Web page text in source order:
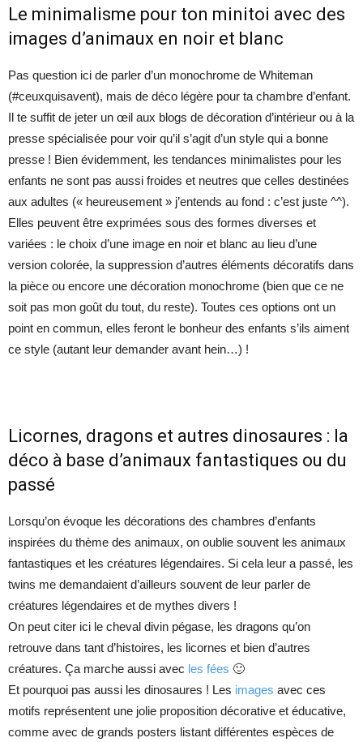
Le minimalisme pour ton minitoi avec des
images d’animaux en noir et blanc
Pas question ici de parler d’un monochrome de Whiteman
(#ceuxquisavent), mais de déco légère pour ta chambre d’enfant.
Il te suffit de jeter un œil aux blogs de décoration d’intérieur ou à la
presse spécialisée pour voir qu’il s’agit d’un style qui a bonne
presse ! Bien évidemment, les tendances minimalistes pour les
enfants ne sont pas aussi froides et neutres que celles destinées
aux adultes (« heureusement » j’entends au fond : c’est juste ^^).
Elles peuvent être exprimées sous des formes diverses et
variées : le choix d’une image en noir et blanc au lieu d’une
version colorée, la suppression d’autres éléments décoratifs dans
la pièce ou encore une décoration monochrome (bien que ce ne
soit pas mon goût du tout, du reste). Toutes ces options ont un
point en commun, elles feront le bonheur des enfants s’ils aiment
ce style (autant leur demander avant hein…) !
Licornes, dragons et autres dinosaures : la
déco à base d’animaux fantastiques ou du
passé
Lorsqu’on évoque les décorations des chambres d’enfants
inspirées du thème des animaux, on oublie souvent les animaux
fantastiques et les créatures légendaires. Si cela leur a passé, les
twins me demandaient d’ailleurs souvent de leur parler de
créatures légendaires et de mythes divers !
On peut citer ici le cheval divin pégase, les dragons qu’on
retrouve dans tant d’histoires, les licornes et bien d’autres
créatures. Ça marche aussi avec les fées 🙂
Et pourquoi pas aussi les dinosaures ! Les images avec ces
motifs représentent une jolie proposition décorative et éducative,
comme avec de grands posters listant différentes espèces de